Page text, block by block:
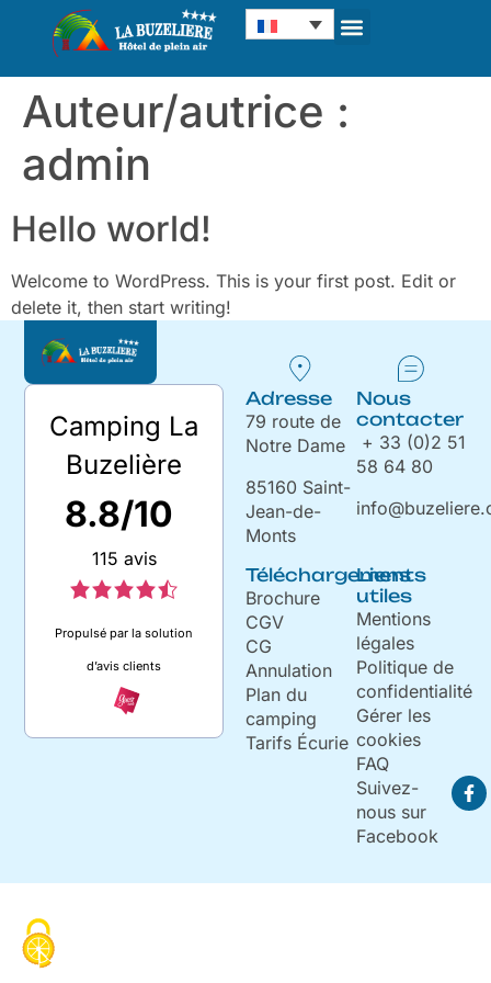
Panneau de gestion des cookies
Auteur/autrice :
admin
Hello world!
Welcome to WordPress. This is your first post. Edit or
delete it, then start writing!
Camping La
Buzelière
8.8/10
115 avis
Propulsé par la solution
d’avis clients
Adresse
79 route de
Notre Dame
85160 Saint-
Jean-de-
Monts
Nous
contacter
+ 33 (0)2 51
58 64 80
Téléchargements
Brochure
CGV
CG
Annulation
Plan du
camping
Tarifs Écurie
Liens
utiles
Mentions
légales
Politique de
confidentialité
Gérer les
cookies
FAQ
Suivez-
nous sur
Facebook